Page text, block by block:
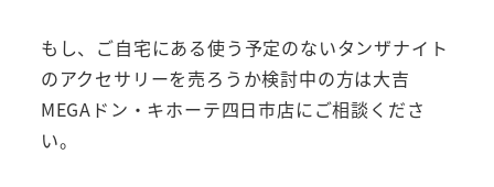
もし、ご自宅にある使う予定のないタンザナイト
のアクセサリーを売ろうか検討中の方は大吉
MEGAドン・キホーテ四日市店にご相談くださ
い。